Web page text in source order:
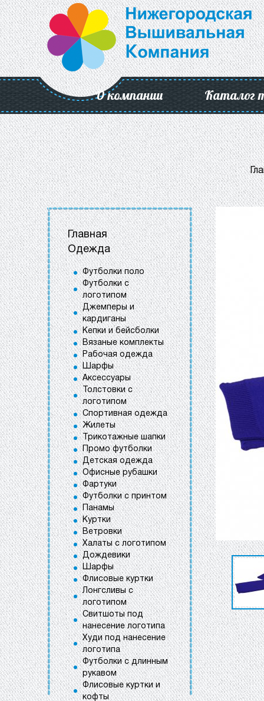
О компании Каталог
Главная
Одежда
Футболки поло
Футболки с
логотипом
Джемперы и
кардиганы
Кепки и бейсболки
Вязаные комплекты
Рабочая одежда
Шарфы
Аксессуары
Толстовки с
логотипом
Спортивная одежда
Жилеты
Трикотажные шапки
Промо футболки
Детская одежда
Офисные рубашки
Фартуки
Футболки с принтом
Панамы
Куртки
Ветровки
Халаты с логотипом
Дождевики
Шарфы
Флисовые куртки
Лонгсливы с
логотипом
Свитшоты под
нанесение логотипа
Худи под нанесение
логотипа
Футболки с длинным
рукавом
Флисовые куртки и
кофты